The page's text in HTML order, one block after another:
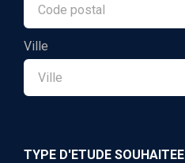
Ville
TYPE D'ETUDE SOUHAITEE